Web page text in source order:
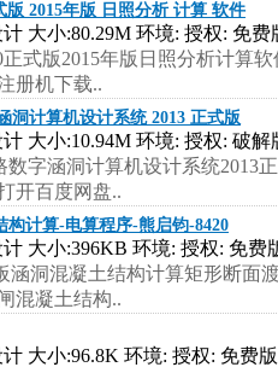
2015年版 日照分析 计算 软件
大小:80.29M 环境: 授权: 免费
式版2015年版日照分析计算软
册机下载..
洞计算机设计系统 2013 正式版
大小:10.94M 环境: 授权: 破解
字涵洞计算机设计系统2013
开百度网盘..
计算-电算程序-熊启钧-8420
计 大小:396KB 环境: 授权: 免费
涵洞混凝土结构计算矩形断面
混凝土结构..
大小:96.8K 环境: 授权: 免费版